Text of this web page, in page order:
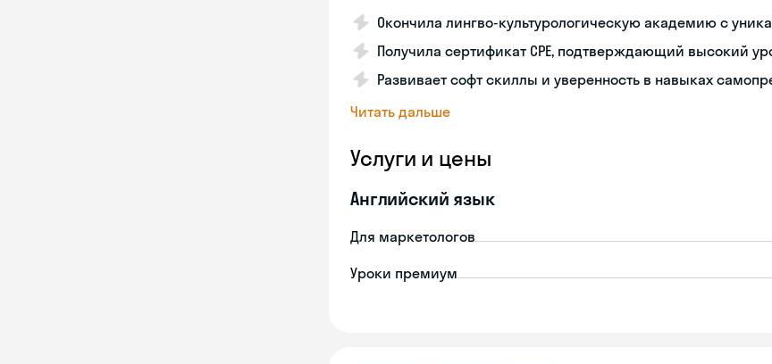
Окончила лингво-культурологическую академию с
Получила сертификат CPE, подтверждающий высокий
Развивает софт скиллы и уверенность в навыках
Читать дальше
Услуги и цены
Английский язык
Для маркетологов
Уроки премиум